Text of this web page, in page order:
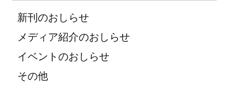
新刊のおしらせ
メディア紹介のおしらせ
イベントのおしらせ
その他